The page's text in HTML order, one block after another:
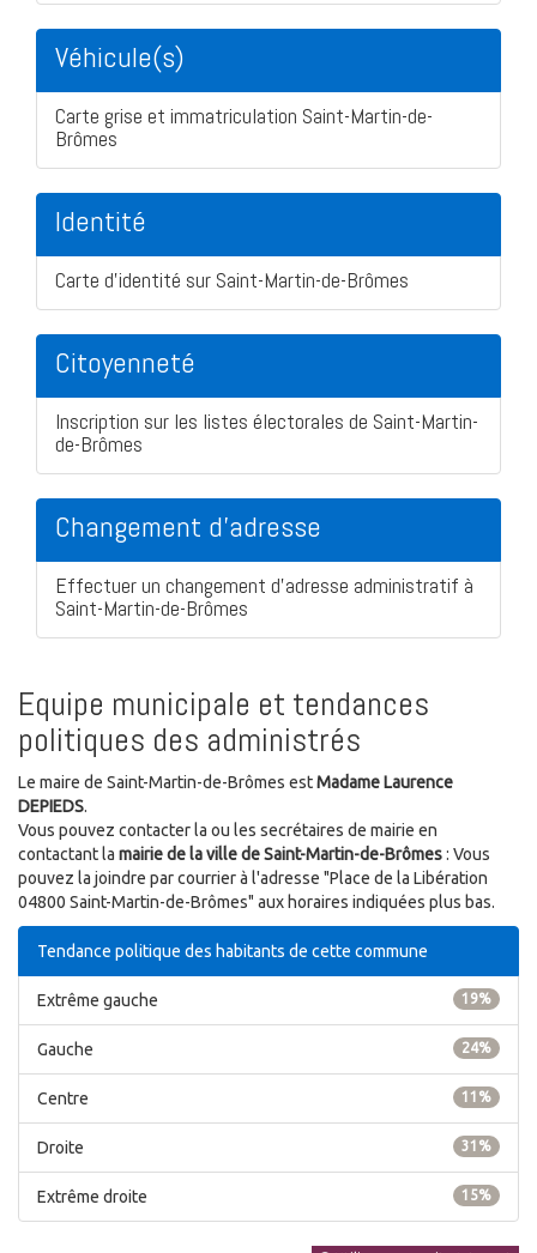
Véhicule(s)
Carte grise et immatriculation Saint-Martin-de-
Brômes
Identité
Carte d'identité sur Saint-Martin-de-Brômes
Citoyenneté
Inscription sur les listes électorales de Saint-Martin-
de-Brômes
Changement d'adresse
Effectuer un changement d'adresse administratif à
Saint-Martin-de-Brômes
Equipe municipale et tendances
politiques des administrés
Le maire de Saint-Martin-de-Brômes estMadame Laurence
DEPIEDS.
Vous pouvez contacter la ou les secrétaires de mairie en
contactant la mairie de la ville de Saint-Martin-de-Brômes: Vous
pouvez la joindre par courrier à l'adresse "Place de la Libération
04800 Saint-Martin-de-Brômes" aux horaires indiquées plus bas.
Tendance politique des habitants de cette commune
19%
Extrême gauche
24%
Gauche
11%
Centre
31%
Droite
15%
Extrême droite